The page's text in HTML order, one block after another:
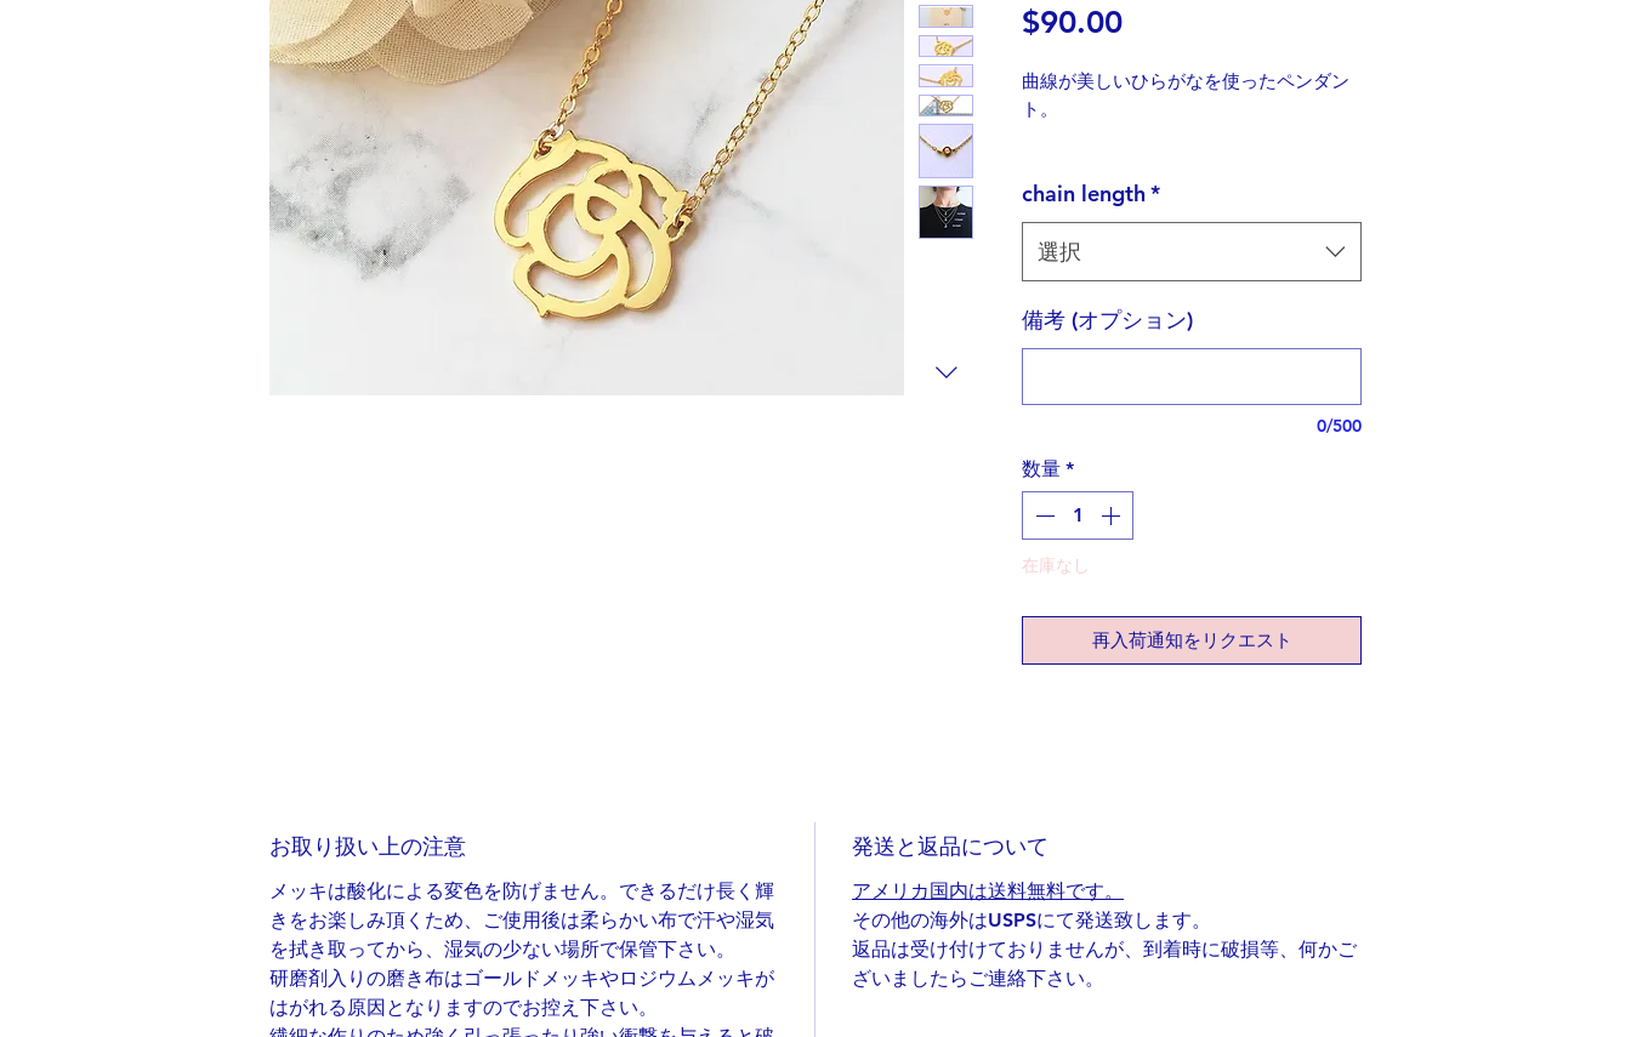
$90.00価
曲線が美しいひらがなを使ったペンダン
ト。
「は」のくるりんとした部分をセンター
に、らせん状に「ら」を配置しました。
この単語も「は」の「てんてん」がくせ
者で(^^;
文字数が少ない中でいかにデザインする
性の美しさを引き出すとも言われていま
す。
奥様、お母様、彼女へのプレゼントにも
いかがでしょうか。
本物のお花は枯らしてしまう、という方
も(私です)これなら大丈夫。
ぜひとも美しさを引き出し続けて頂きた
お届けするのでそのままプレゼントとし
てもお使いいただけます。
素材：トップのみシルバー、その他真鍮
(共にゴールドメッキ)
chain length*
選択
備考 (オプション)
0/500
数量 *
在庫なし
再入荷通知をリクエスト
お取り扱い上の注意
メッキは酸化による変色を防げません。できるだけ長く輝
きをお楽しみ頂くため、ご使用後は柔らかい布で汗や湿気
を拭き取ってから、湿気の少ない場所で保管下さい。
研磨剤入りの磨き布はゴールドメッキやロジウムメッキが
はがれる原因となりますのでお控え下さい。
発送と返品について
アメリカ国内は送料無料です。
その他の海外はUSPSにて発送致します。
返品は受け付けておりませんが、到着時に破損等、何かご
ざいましたらご連絡下さい。